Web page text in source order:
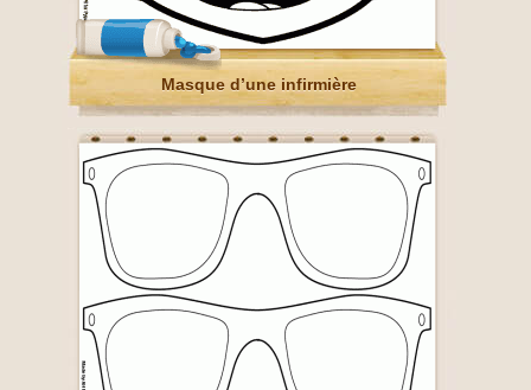
Masque d’une infirmière